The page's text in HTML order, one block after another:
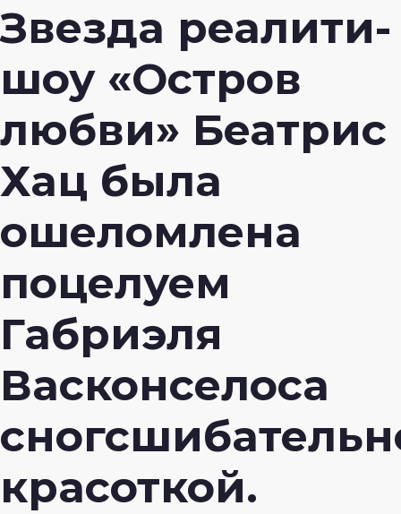
Звезда реалити-
шоу «Остров
любви» Беатрис
Хац была
ошеломлена
поцелуем
Габриэля
Васконселоса
красоткой.